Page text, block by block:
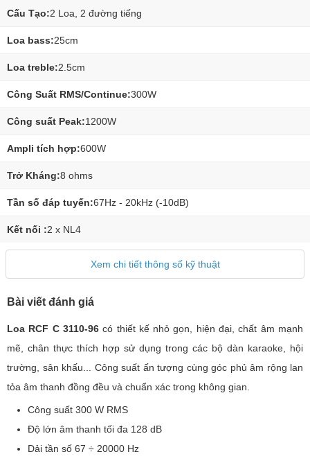
Cấu Tạo:2 Loa, 2 đường tiếng
Loa bass:25cm
Loa treble:2.5cm
Công Suất RMS/Continue:300W
Công suất Peak:1200W
Ampli tích hợp:600W
Trở Kháng:8 ohms
Tần số đáp tuyến:67Hz - 20kHz (-10dB)
Kết nối :2 x NL4
Xem chi tiết thông số kỹ thuật
Bài viết đánh giá
Loa RCF C 3110-96có thiết kế nhỏ gọn, hiện đại, chất âm mạnh
mẽ, chân thực thích hợp sử dụng trong các bộ dàn karaoke, hội
trường, sân khấu... Công suất ấn tượng cùng góc phủ âm rộng lan
tỏa âm thanh đồng đều và chuẩn xác trong không gian.
Công suất 300 W RMS
Độ lớn âm thanh tối đa 128 dB
Dải tần số 67 ÷ 20000 Hz